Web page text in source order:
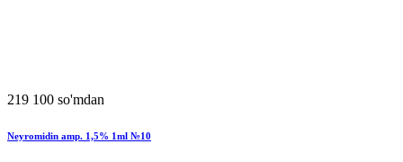
219 100 so'mdan
Neyromidin amp. 1,5% 1ml №10